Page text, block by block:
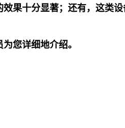
果十分显著；还有，这类
您详细地介绍。